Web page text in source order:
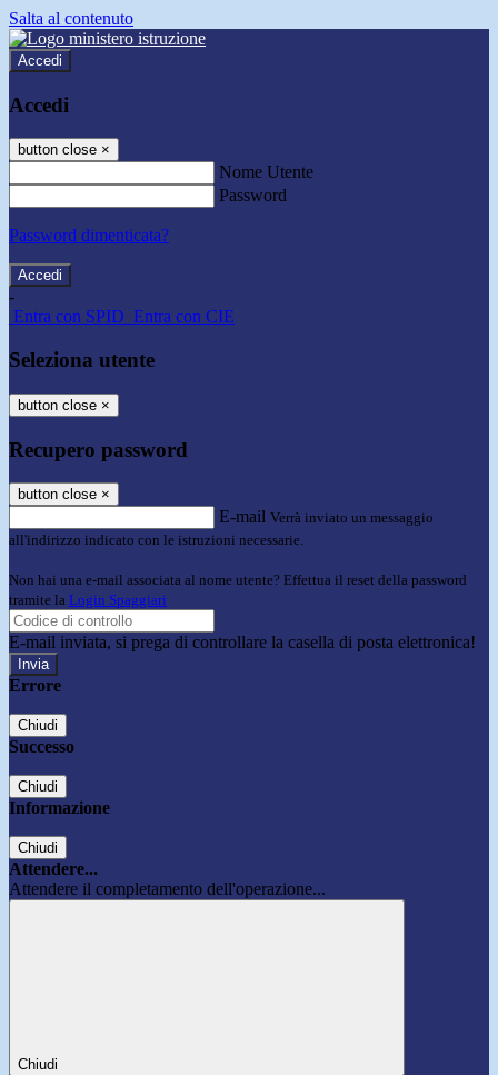
Salta al contenuto
Accedi
Accedi
button close ×
Nome Utente
Password
Password dimenticata?
-
Entra con SPID Entra con CIE
Seleziona utente
button close ×
Recupero password
button close ×
E-mail Verrà inviato un messaggio
all'indirizzo indicato con le istruzioni necessarie.
Non hai una e-mail associata al nome utente? Effettua il reset della password
tramite la Login Spaggiari
E-mail inviata, si prega di controllare la casella di posta elettronica!
Errore
Chiudi
Successo
Chiudi
Informazione
Chiudi
Attendere...
Attendere il completamento dell'operazione...
Chiudi